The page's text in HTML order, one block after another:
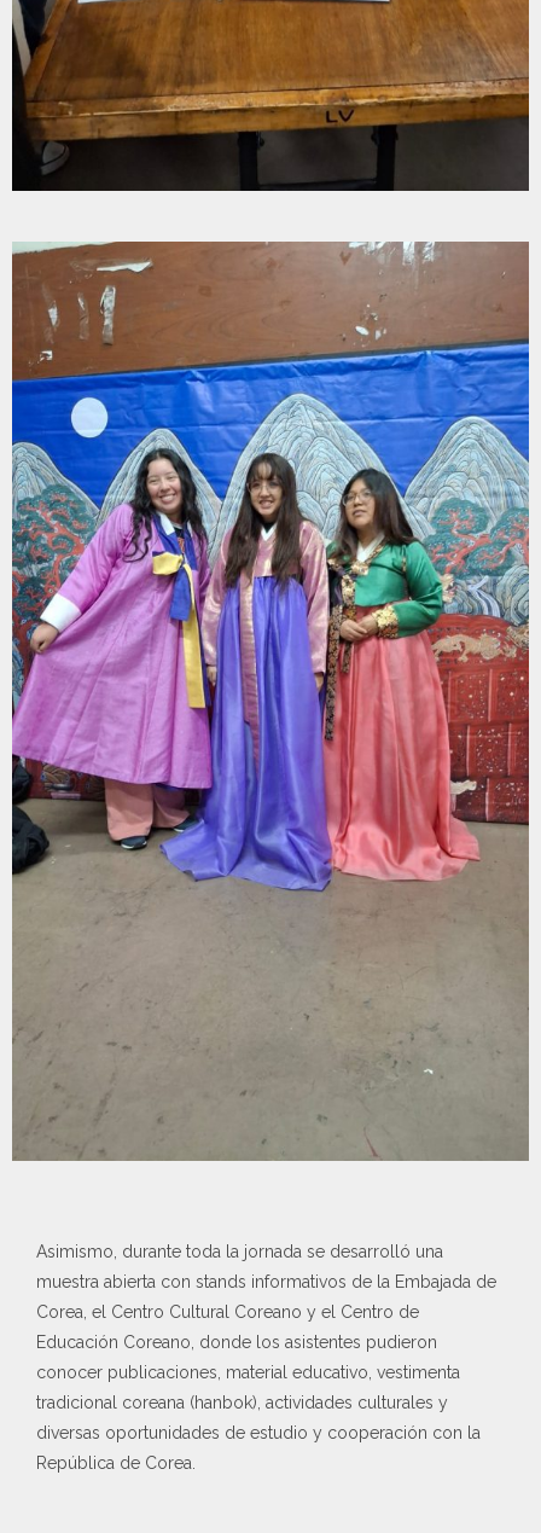
Asimismo, durante toda la jornada se desarrolló una
muestra abierta con stands informativos de la Embajada de
Corea, el Centro Cultural Coreano y el Centro de
Educación Coreano, donde los asistentes pudieron
conocer publicaciones, material educativo, vestimenta
tradicional coreana (hanbok), actividades culturales y
diversas oportunidades de estudio y cooperación con la
República de Corea.